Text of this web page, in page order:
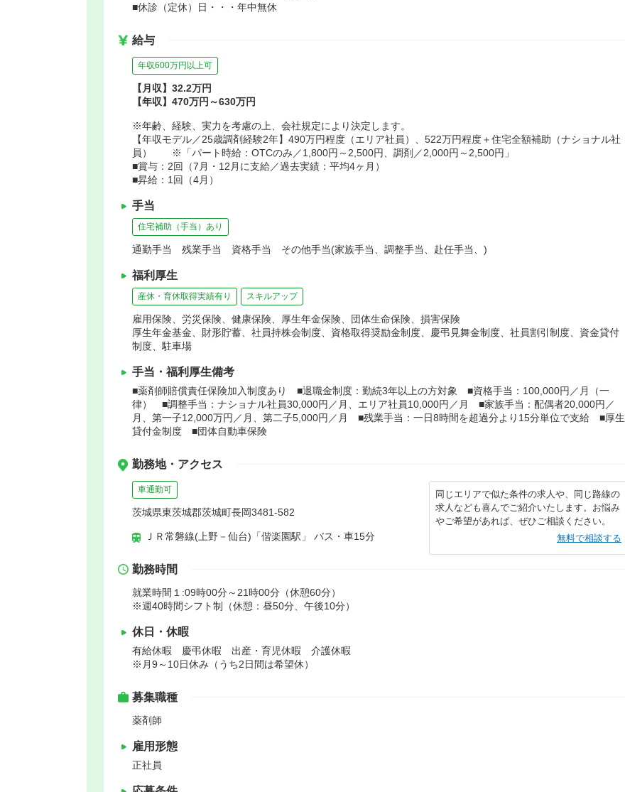
■休診（定休）日・・・年中無休
給与
年収600万円以上可
【月収】32.2万円
【年収】470万円～630万円
※年齢、経験、実力を考慮の上、会社規定により決定します。
【年収モデル／25歳調剤経験2年】490万円程度（エリア社員）、522万円程度＋住宅全額補助（ナショナル社
員） ※「パート時給：OTCのみ／1,800円～2,500円、調剤／2,000円～2,500円」
■賞与：2回（7月・12月に支給／過去実績：平均4ヶ月）
■昇給：1回（4月）
手当
住宅補助（手当）あり
通勤手当 残業手当 資格手当 その他手当(家族手当、調整手当、赴任手当、)
福利厚生
産休・育休取得実績有り スキルアップ
雇用保険、労災保険、健康保険、厚生年金保険、団体生命保険、損害保険
厚生年金基金、財形貯蓄、社員持株会制度、資格取得奨励金制度、慶弔見舞金制度、社員割引制度、資金貸付
制度、駐車場
手当・福利厚生備考
■薬剤師賠償責任保険加入制度あり ■退職金制度：勤続3年以上の方対象 ■資格手当：100,000円／月（一
律） ■調整手当：ナショナル社員30,000円／月、エリア社員10,000円／月 ■家族手当：配偶者20,000円／
月、第一子12,000万円／月、第二子5,000円／月 ■残業手当：一日8時間を超過分より15分単位で支給 ■厚生
貸付金制度 ■団体自動車保険
勤務地・アクセス
車通勤可
茨城県東茨城郡茨城町長岡3481-582
ＪＲ常磐線(上野－仙台)「偕楽園駅」 バス・車15分
同じエリアで似た条件の求人や、同じ路線の
求人なども喜んでご紹介いたします。お悩み
やご希望があれば、ぜひご相談ください。
無料で相談する
勤務時間
就業時間１:09時00分～21時00分（休憩60分）
※週40時間シフト制（休憩：昼50分、午後10分）
休日・休暇
有給休暇 慶弔休暇 出産・育児休暇 介護休暇
※月9～10日休み（うち2日間は希望休）
募集職種
薬剤師
雇用形態
正社員